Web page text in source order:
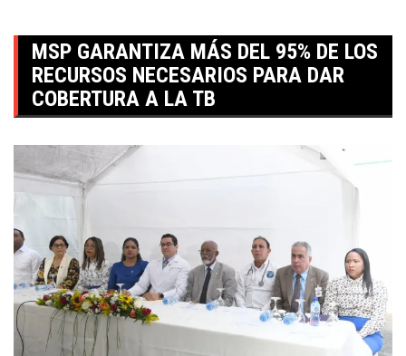
MSP GARANTIZA MÁS DEL 95% DE LOS
RECURSOS NECESARIOS PARA DAR
COBERTURA A LA TB